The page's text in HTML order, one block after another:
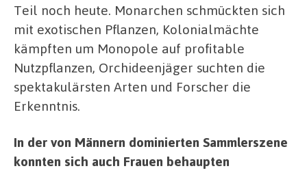
Teil noch heute. Monarchen schmückten sich
mit exotischen Pflanzen, Kolonialmächte
kämpften um Monopole auf profitable
Nutzpflanzen, Orchideenjäger suchten die
spektakulärsten Arten und Forscher die
Erkenntnis.
In der von Männern dominierten Sammlerszene
konnten sich auch Frauen behaupten